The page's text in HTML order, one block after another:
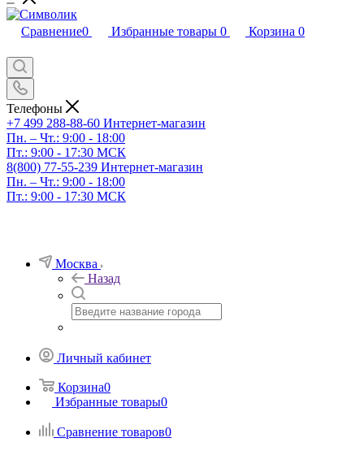
Сравнение0 Избранные товары 0 Корзина 0
Телефоны
+7 499 288-88-60 Интернет-магазин
Пн. – Чт.: 9:00 - 18:00
Пт.: 9:00 - 17:30 МСК
8(800) 77-55-239 Интернет-магазин
Пн. – Чт.: 9:00 - 18:00
Пт.: 9:00 - 17:30 МСК
Москва
Назад
Личный кабинет
Корзина0
Избранные товары0
Сравнение товаров0